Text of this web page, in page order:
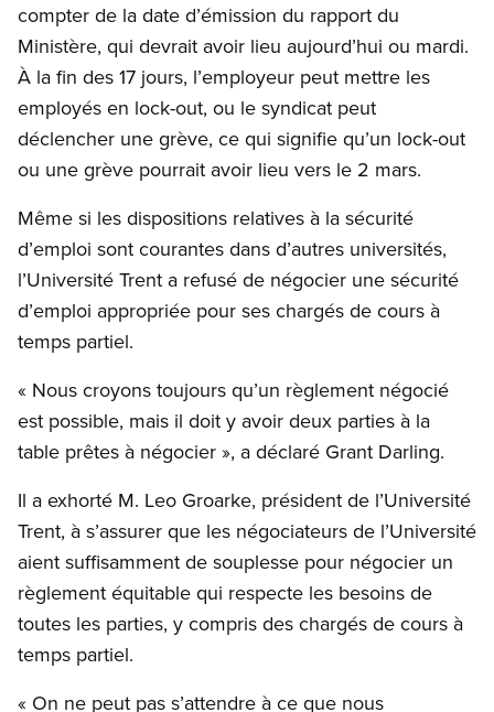
compter de la date d’émission du rapport du
Ministère, qui devrait avoir lieu aujourd’hui ou mardi.
À la fin des 17 jours, l’employeur peut mettre les
employés en lock-out, ou le syndicat peut
déclencher une grève, ce qui signifie qu’un lock-out
ou une grève pourrait avoir lieu vers le 2 mars.
Même si les dispositions relatives à la sécurité
d’emploi sont courantes dans d’autres universités,
l’Université Trent a refusé de négocier une sécurité
d’emploi appropriée pour ses chargés de cours à
temps partiel.
« Nous croyons toujours qu’un règlement négocié
est possible, mais il doit y avoir deux parties à la
table prêtes à négocier », a déclaré Grant Darling.
Il a exhorté M. Leo Groarke, président de l’Université
Trent, à s’assurer que les négociateurs de l’Université
aient suffisamment de souplesse pour négocier un
règlement équitable qui respecte les besoins de
toutes les parties, y compris des chargés de cours à
temps partiel.
« On ne peut pas s’attendre à ce que nous